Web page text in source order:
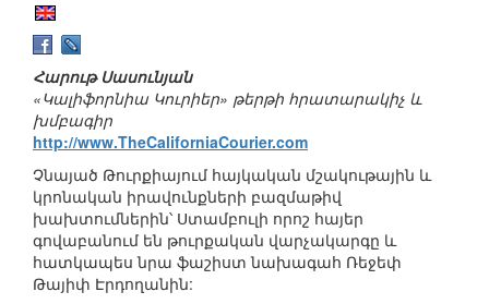
Հարութ Սասունյան
«Կալիֆորնիա Կուրիեր» թերթի հրատարակիչ և
խմբագիր
http://www.TheCaliforniaCourier.com
Չնայած Թուրքիայում հայկական մշակութային և
կրոնական իրավունքների բազմաթիվ
խախտումներին՝ Ստամբուլի որոշ հայեր
գովաբանում են թուրքական վարչակարգը և
հատկապես նրա ֆաշիստ նախագահ Ռեջեփ
Թայիփ Էրդողանին: